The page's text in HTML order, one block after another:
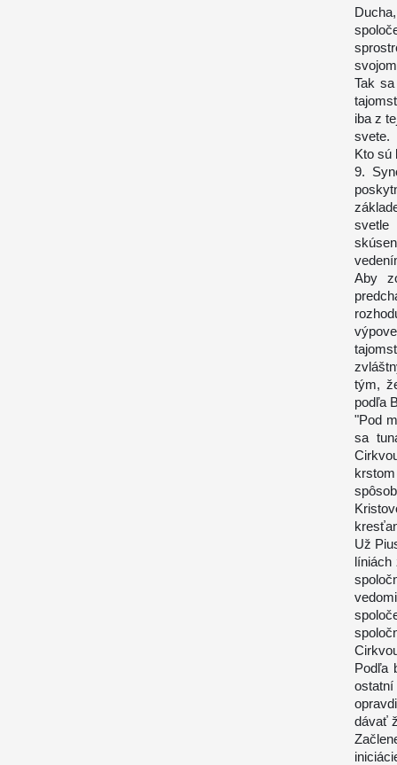
Tak
iba z
svete.
Kto sú
9.
svetle
Aby
tým,
podľa
"Pod
sa
Už
líniách
Podľa
ostatní
dávať